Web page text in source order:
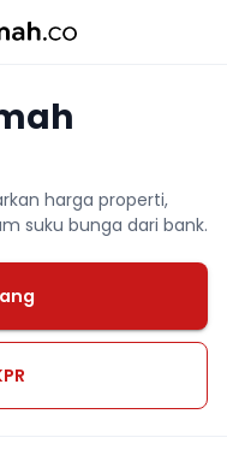
harga properti,
suku bunga dari bank.